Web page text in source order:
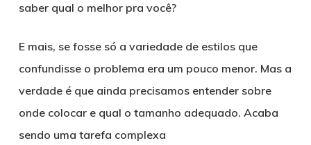
saber qual o melhor pra você?
E mais, se fosse só a variedade de estilos que
confundisse o problema era um pouco menor. Mas a
verdade é que ainda precisamos entender sobre
onde colocar e qual o tamanho adequado. Acaba
sendo uma tarefa complexa